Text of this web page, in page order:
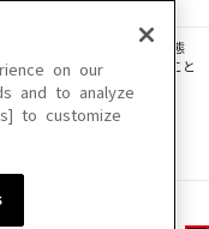
動画・音声等を、手段や形態
転載、ファイル化などすること
場合があります。
合があります。
on our
and to analyze
to customize